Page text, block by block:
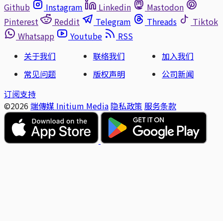
Github
Instagram Linkedin
Mastodon
Pinterest
Reddit Telegram Threads
Tiktok
Whatsapp
Youtube
RSS
关于我们
联络我们
加入我们
常见问题
版权声明
公司新闻
订阅支持
©2026 端傳媒 Initium Media 隐私政策 服务条款